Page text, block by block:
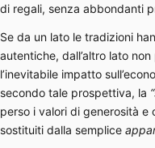
di regali, senza abbondanti
Se da un lato le tradizioni
autentiche, dall’altro lato
l’inevitabile impatto
secondo tale prospettiva, la
perso i valori di generosità e
sostituiti dalla semplice